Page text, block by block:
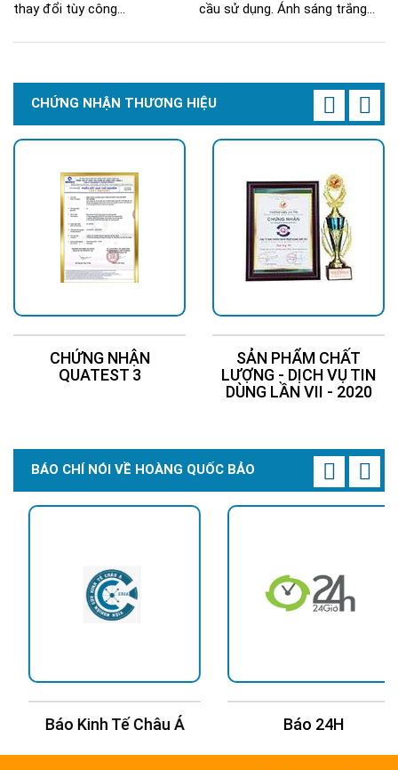
thay đổi tùy công...
cầu sử dụng. Ánh sáng trắng...
CHỨNG NHẬN THƯƠNG HIỆU
CHỨNG NHẬN
QUATEST 3
SẢN PHẨM CHẤT
LƯỢNG - DỊCH VỤ TIN
DÙNG LẦN VII - 2020
BÁO CHÍ NÓI VỀ HOÀNG QUỐC BẢO
Báo Kinh Tế Châu Á Báo 24H